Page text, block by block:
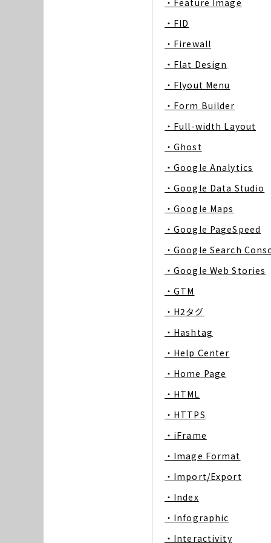
・Feature Image
・FID
・Firewall
・Flat Design
・Flyout Menu
・Form Builder
・Full-width Layout
・Ghost
・Google Analytics
・Google Data Studio
・Google Maps
・Google PageSpeed
・Google Search
・Google Web Stories
・GTM
・H2タグ
・Hashtag
・Help Center
・Home Page
・HTML
・HTTPS
・iFrame
・Image Format
・Import/Export
・Index
・Infographic
・Interactivity